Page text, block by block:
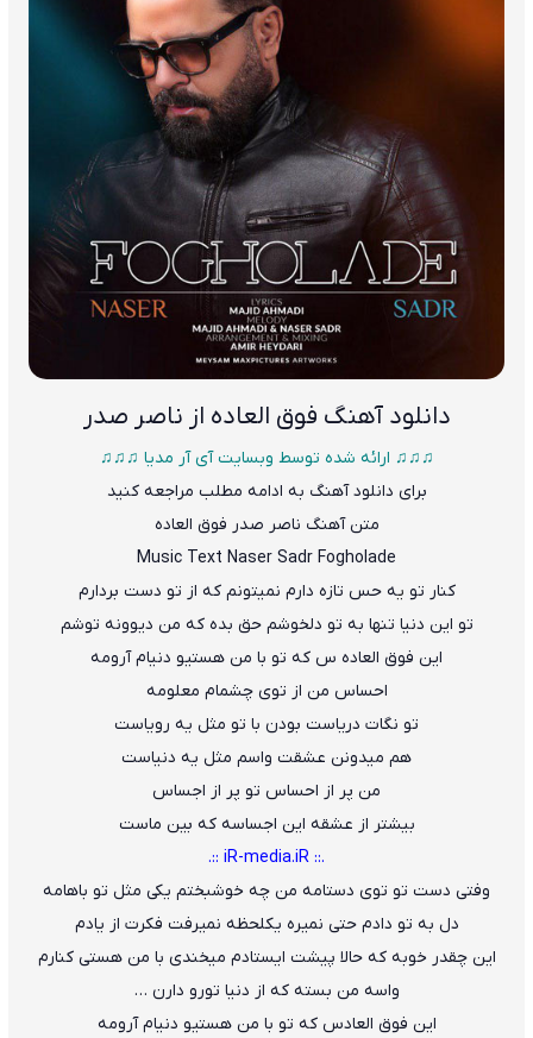
دانلود آهنگ فوق العاده از ناصر صدر
♫♫♫ ارائه شده توسط وبسایت آی آر مدیا ♫♫♫
برای دانلود آهنگ به ادامه مطلب مراجعه کنید
متن آهنگ ناصر صدر فوق العاده
Music Text Naser Sadr Fogholade
کنار تو یه حس تازه دارم نمیتونم که از تو دست بردارم
تو این دنیا تنها به تو دلخوشم حق بده که من دیوونه توشم
این فوق العاده س که تو با من هستیو دنیام آرومه
احساس من از توی چشمام معلومه
تو نگات دریاست بودن با تو مثل یه رویاست
هم میدونن عشقت واسم مثل یه دنیاست
من پر از احساس تو پر از اجساس
بیشتر از عشقه این اجساسه که بین ماست
.:: iR-media.iR ::.
وفتی دست تو توی دستامه من چه خوشبختم یکی مثل تو باهامه
دل به تو دادم حتی نمیره یکلحظه نمیرفت فکرت از یادم
این چقدر خوبه که حالا پیشت ایستادم میخندی با من هستی کنارم
واسه من بسته که از دنیا تورو دارن …
این فوق العادس که تو با من هستیو دنیام آرومه